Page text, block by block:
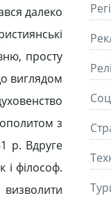
далеко
просту
виглядом
з
р. Вдруге
філософ.